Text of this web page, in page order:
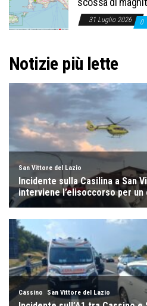
31 Luglio 2026 0
Notizie più lette